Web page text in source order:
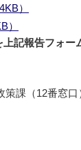
）
）
記報告フォー
策課（12番窓